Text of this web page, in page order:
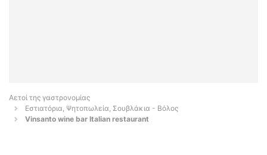
Αετοί της γαστρονομίας
Εστιατόρια, Ψητοπωλεία, Σουβλάκια - Βόλος
Vinsanto wine bar Italian restaurant